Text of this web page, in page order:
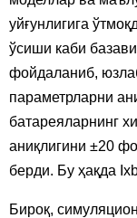
уйғунлигига
ўсиши каби
фойдаланиб,
параметрларни
батареяларнинг
аниқлигини ±20
берди. Бу ҳақда
Бироқ,